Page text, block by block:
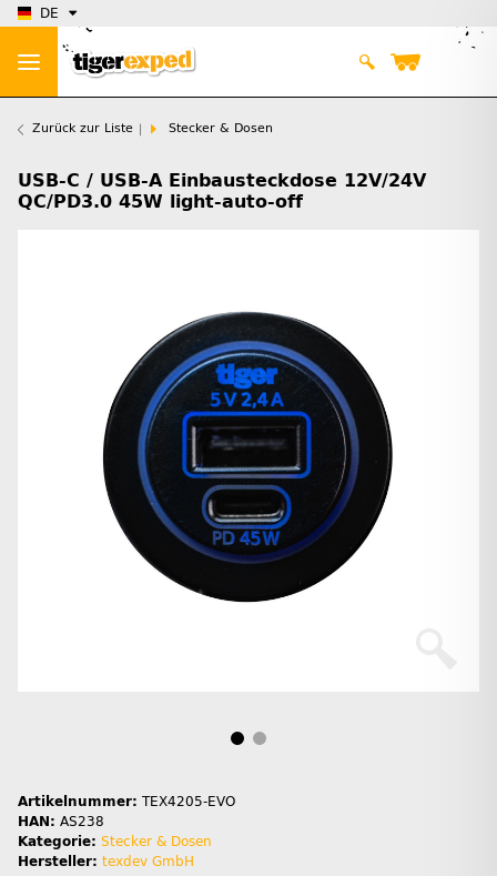
DE
Zurück zur Liste Stecker & Dosen
USB-C / USB-A Einbausteckdose 12V/24V
QC/PD3.0 45W light-auto-off
Artikelnummer: TEX4205-EVO
HAN: AS238
Kategorie: Stecker & Dosen
Hersteller: texdev GmbH